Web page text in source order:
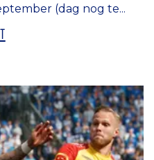
(dag nog te...